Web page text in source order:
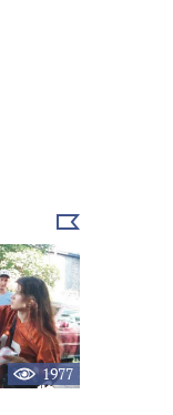
Выбрать
1977